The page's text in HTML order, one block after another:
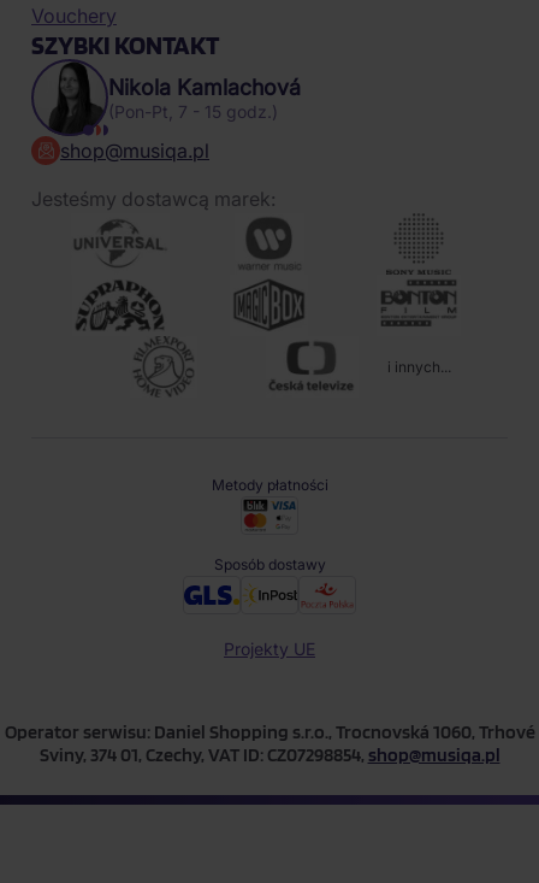
Vouchery
SZYBKI KONTAKT
Nikola Kamlachová
(Pon-Pt, 7 - 15 godz.)
shop@musiqa.pl
Jesteśmy dostawcą marek:
i innych...
Metody płatności
Sposób dostawy
Projekty UE
Operator serwisu: Daniel Shopping s.r.o., Trocnovská 1060, Trhové
Sviny, 374 01, Czechy, VAT ID: CZ07298854, shop@musiqa.pl